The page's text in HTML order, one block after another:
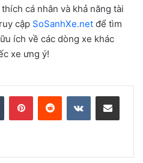
cá nhân và khả năng tài
cập SoSanhXe.net để tìm
ích về các dòng xe khác
xe ưng ý!
Tumblr PinterestReddit VKontakteShare via Email